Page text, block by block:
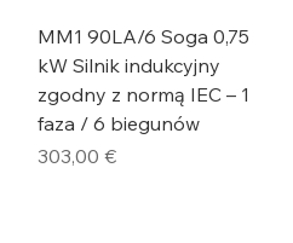
MM1 90LA/6 Soga 0,75
kW Silnik indukcyjny
zgodny z normą IEC – 1
faza / 6 biegunów
Cena
303,00 €